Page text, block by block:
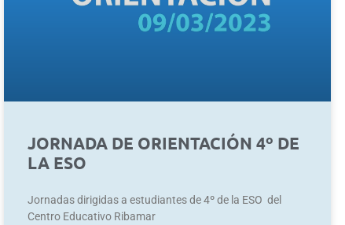
JORNADA DE ORIENTACIÓN 4º DE
LA ESO
Jornadas dirigidas a estudiantes de 4º de la ESO del
Centro Educativo Ribamar